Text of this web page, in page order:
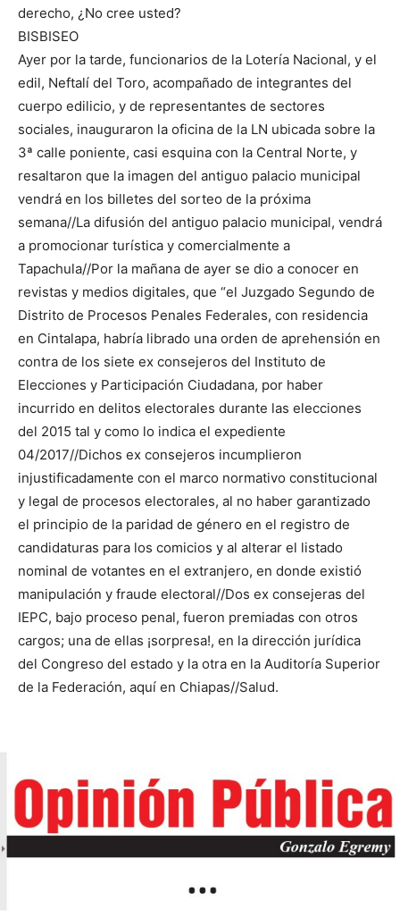
derecho, ¿No cree usted?
BISBISEO
Ayer por la tarde, funcionarios de la Lotería Nacional, y el
edil, Neftalí del Toro, acompañado de integrantes del
cuerpo edilicio, y de representantes de sectores
sociales, inauguraron la oficina de la LN ubicada sobre la
3ª calle poniente, casi esquina con la Central Norte, y
resaltaron que la imagen del antiguo palacio municipal
vendrá en los billetes del sorteo de la próxima
semana//La difusión del antiguo palacio municipal, vendrá
a promocionar turística y comercialmente a
Tapachula//Por la mañana de ayer se dio a conocer en
revistas y medios digitales, que “el Juzgado Segundo de
Distrito de Procesos Penales Federales, con residencia
en Cintalapa, habría librado una orden de aprehensión en
contra de los siete ex consejeros del Instituto de
Elecciones y Participación Ciudadana, por haber
incurrido en delitos electorales durante las elecciones
del 2015 tal y como lo indica el expediente
04/2017//Dichos ex consejeros incumplieron
injustificadamente con el marco normativo constitucional
y legal de procesos electorales, al no haber garantizado
el principio de la paridad de género en el registro de
candidaturas para los comicios y al alterar el listado
nominal de votantes en el extranjero, en donde existió
manipulación y fraude electoral//Dos ex consejeras del
IEPC, bajo proceso penal, fueron premiadas con otros
cargos; una de ellas ¡sorpresa!, en la dirección jurídica
del Congreso del estado y la otra en la Auditoría Superior
de la Federación, aquí en Chiapas//Salud.